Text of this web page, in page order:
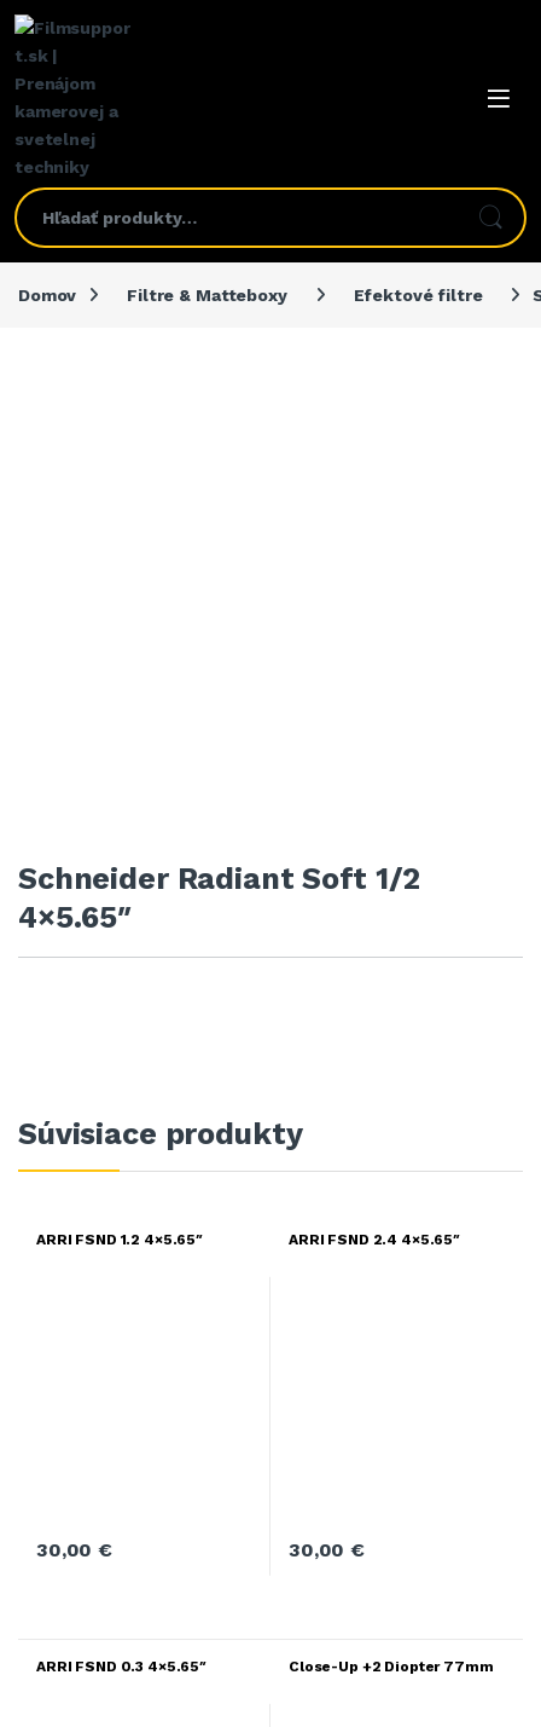
Domov Filtre & Matteboxy Efektové filtre
Schneider Radiant Soft 1/2
4×5.65″
Súvisiace produkty
ARRI FSND 1.2 4×5.65″
30,00€
ARRI FSND 2.4 4×5.65″
30,00€
ARRI FSND 0.3 4×5.65″ Close-Up +2 Diopter 77mm